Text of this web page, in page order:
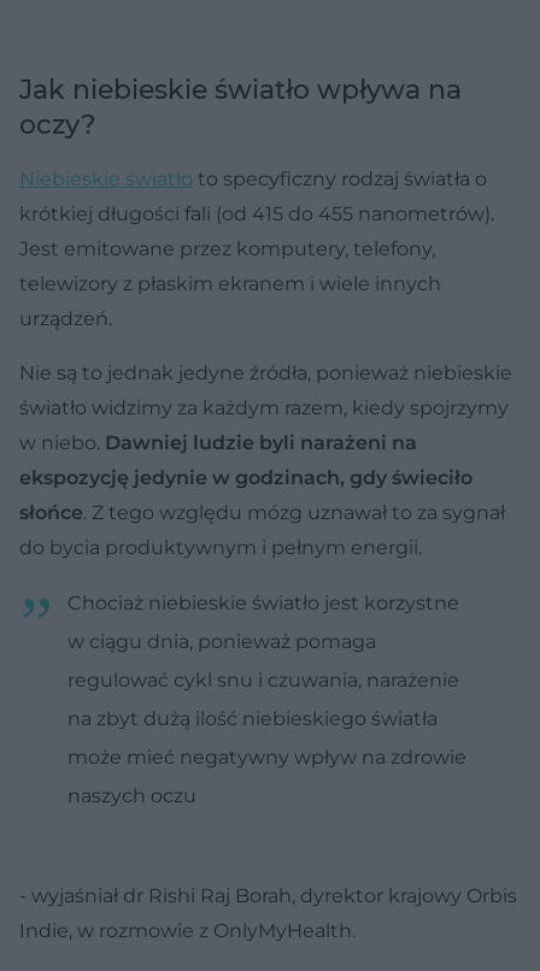
Jak niebieskie światło wpływa na
oczy?
Niebieskie światło to specyficzny rodzaj światła o
krótkiej długości fali (od 415 do 455 nanometrów).
Jest emitowane przez komputery, telefony,
telewizory z płaskim ekranem i wiele innych
urządzeń.
Nie są to jednak jedyne źródła, ponieważ niebieskie
światło widzimy za każdym razem, kiedy spojrzymy
w niebo. Dawniej ludzie byli narażeni na
ekspozycję jedynie w godzinach, gdy świeciło
słońce. Z tego względu mózg uznawał to za sygnał
do bycia produktywnym i pełnym energii.
Chociaż niebieskie światło jest korzystne
w ciągu dnia, ponieważ pomaga
regulować cykl snu i czuwania, narażenie
na zbyt dużą ilość niebieskiego światła
może mieć negatywny wpływ na zdrowie
naszych oczu
- wyjaśniał dr Rishi Raj Borah, dyrektor krajowy Orbis
Indie, w rozmowie z OnlyMyHealth.